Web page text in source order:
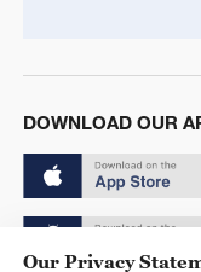
DOWNLOAD OUR
Our Privacy